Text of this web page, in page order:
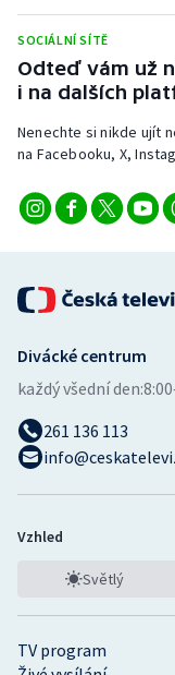
SOCIÁLNÍ SÍTĚ
Odteď vám už
i na dalších
Nenechte si nikde ujít
na Facebooku, X,
TV program
Divácké centrum
každý všední den:
261 136 113
Vzhled
Světlý